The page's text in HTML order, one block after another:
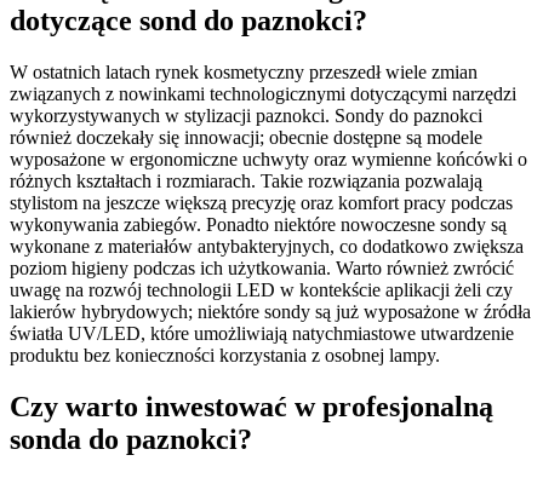
dotyczące sond do paznokci?
W ostatnich latach rynek kosmetyczny przeszedł wiele zmian
związanych z nowinkami technologicznymi dotyczącymi narzędzi
wykorzystywanych w stylizacji paznokci. Sondy do paznokci
również doczekały się innowacji; obecnie dostępne są modele
wyposażone w ergonomiczne uchwyty oraz wymienne końcówki o
różnych kształtach i rozmiarach. Takie rozwiązania pozwalają
stylistom na jeszcze większą precyzję oraz komfort pracy podczas
wykonywania zabiegów. Ponadto niektóre nowoczesne sondy są
wykonane z materiałów antybakteryjnych, co dodatkowo zwiększa
poziom higieny podczas ich użytkowania. Warto również zwrócić
uwagę na rozwój technologii LED w kontekście aplikacji żeli czy
lakierów hybrydowych; niektóre sondy są już wyposażone w źródła
światła UV/LED, które umożliwiają natychmiastowe utwardzenie
produktu bez konieczności korzystania z osobnej lampy.
Czy warto inwestować w profesjonalną
sonda do paznokci?